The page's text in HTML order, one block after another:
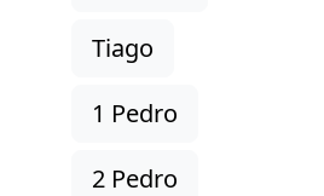
Tiago
1 Pedro
2 Pedro